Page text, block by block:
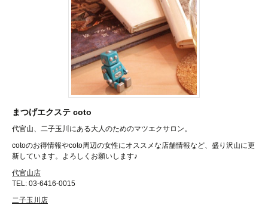
まつげエクステ coto
代官山、二子玉川にある大人のためのマツエクサロン。
cotoのお得情報やcoto周辺の女性にオススメな店舗情報など、盛り沢山に更
新しています。よろしくお願いします♪
代官山店
TEL: 03-6416-0015
二子玉川店